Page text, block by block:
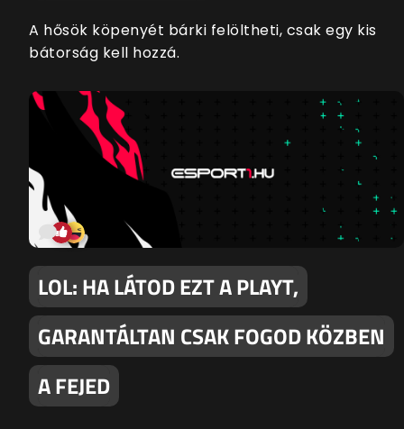
A hősök köpenyét bárki felöltheti, csak egy kis
bátorság kell hozzá.
LOL: HA LÁTOD EZT A PLAYT,
GARANTÁLTAN CSAK FOGOD KÖZBEN
A FEJED